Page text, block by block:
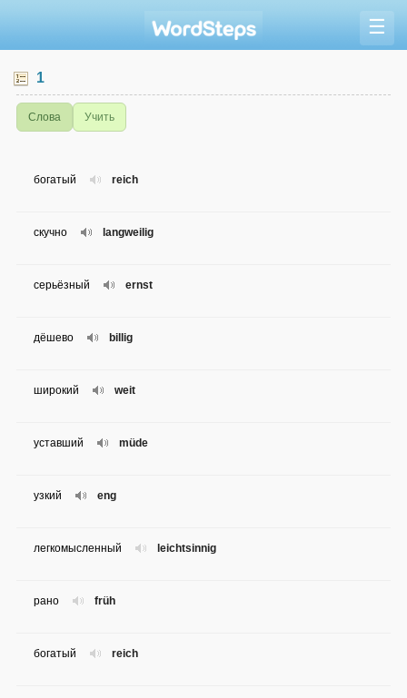
☰
1
Слова Учить
reich
богатый
langweilig
скучно
ernst
серьёзный
billig
дёшево
weit
широкий
müde
уставший
eng
узкий
leichtsinnig
легкомысленный
früh
рано
reich
богатый